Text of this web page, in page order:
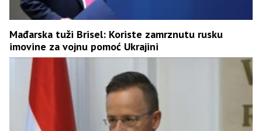
Mađarska tuži Brisel: Koriste zamrznutu rusku
imovine za vojnu pomoć Ukrajini